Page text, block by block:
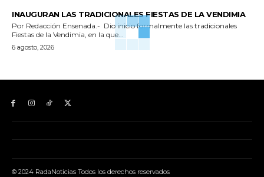
INAUGURAN LAS TRADICIONALES FIESTAS DE LA VENDIMIA
Por Redacción Ensenada.- Dio inicio formalmente las tradicionales
Fiestas de la Vendimia, en la que...
6 agosto, 2026
© 2024 RadaNoticias Todos los derechos reservados